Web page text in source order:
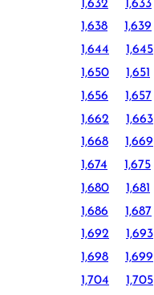
1,632
1,633
1,638
1,639
1,644
1,645
1,650
1,651
1,656
1,657
1,662
1,663
1,668
1,669
1,674
1,675
1,680
1,681
1,686
1,687
1,692
1,693
1,698
1,699
1,704
1,705